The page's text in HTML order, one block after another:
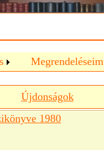
Megrendeléseim
Újdonságok
1980